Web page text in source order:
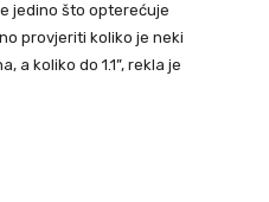
jedino što opterećuje
provjeriti koliko je neki
a koliko do 1.1”, rekla je